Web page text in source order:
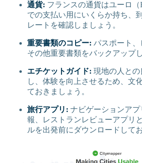
通貨: フランスの通貨はユーロ
での支払い用にいくらか持ち、
レートを確認しましょう。
重要書類のコピー: パスポート、
その他重要書類をバックアップ
エチケットガイド: 現地の人と
し、体験を向上させるため、文
ておきましょう。
旅行アプリ: ナビゲーションア
報、レストランレビューアプリ
ルを出発前にダウンロードして